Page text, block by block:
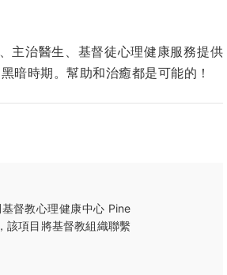
主治醫生、基督徒心理健康服務提供
暗時期。幫助和治癒都是可能的！
督教心理健康中心 Pine
該項目將基督教組織聯繫